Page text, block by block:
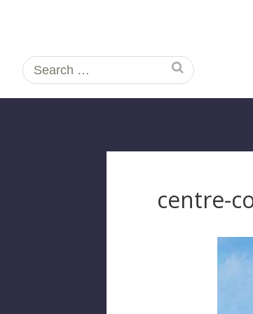
Search
for:
centre-